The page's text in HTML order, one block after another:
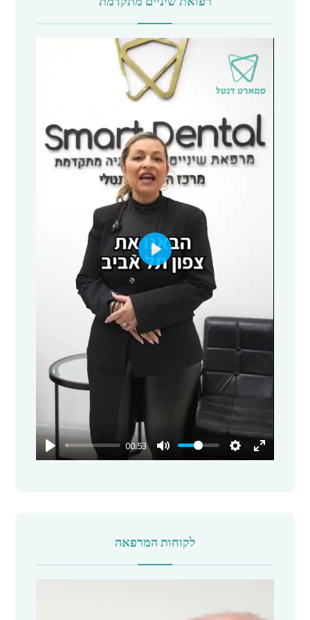
00:53
P
לקוחות המרפאה